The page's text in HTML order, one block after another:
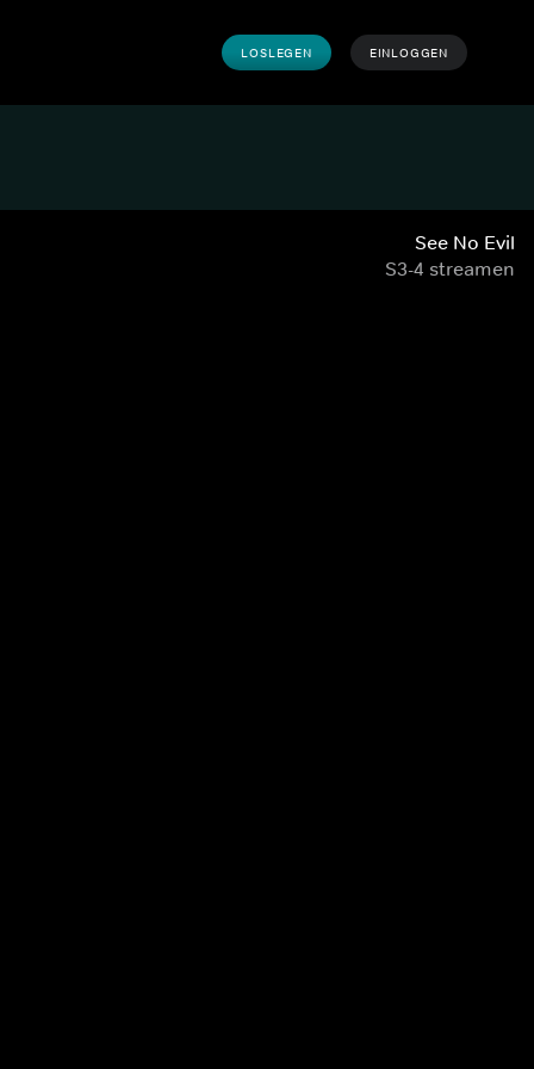
LOSLEGEN EINLOGGEN
See No Evil
S3-4 streamen